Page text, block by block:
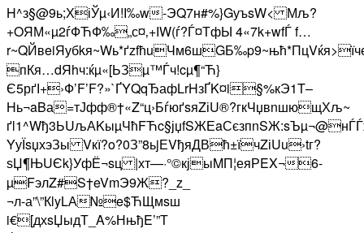
H^з§@9ь;ХіЎµ‹И!І‰w-ЭQ7н#%}GуъsW<­ Мљ?
+OЯМ«µ2ѓФЋФ‰„с¤‚+ІW(ѓ?Ѓ¤ТфЫ 4«7k+wfЃ f…
пКя…dЯhч:ќµ«[ЬЗµ™Ѓч!cµ¶“Ћ}
Є5рґІ+›Ф’F’F?»`ҐYQqЂафLrHзҐK¤i§%кЭ1T–
Hь¬aBа=тЈфф®†«Z“ц›БѓюґsяZіU®?гкЧџвnшющХљ­~
YуЇsџхэЗы Vкї?o?0З”8ьjЕVђяДВћ±їчZіUu›tг?
ѕЏ¶ЊUЄk}УфЁ¬sц |хт—·°©кјыMП¦еяРEX¬6-
µFэлZ#S†eVmЭ9Ж?_z_
¬л-а”\”КlyLА№e$ЋЩмsш
i€[дхsЏыдТ_A%НњђE’”Т